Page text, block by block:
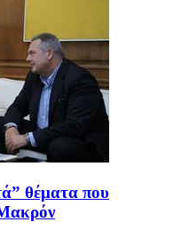
θέματα που